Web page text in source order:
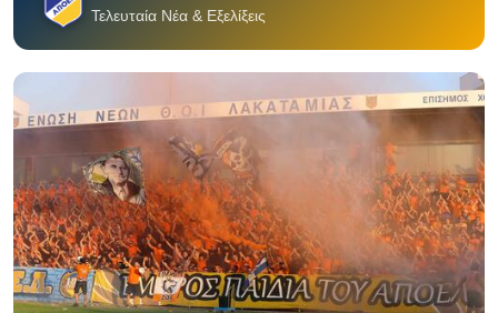
Τελευταία Νέα & Εξελίξεις